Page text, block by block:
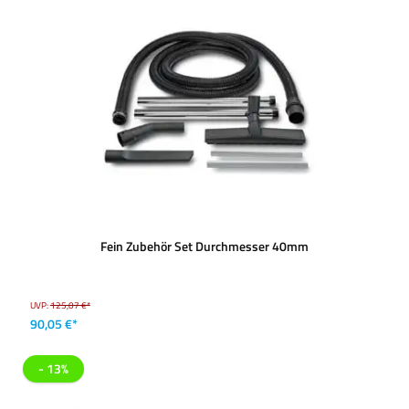
Fein Zubehör Set Durchmesser 40mm
UVP:125,07 €*
90,05 €*
- 13%